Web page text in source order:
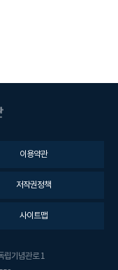
이용약관
저작권정책
사이트맵
립기념관로 1